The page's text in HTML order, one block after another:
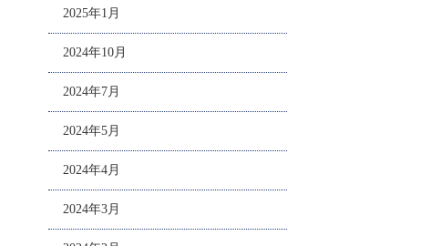
2025年1月
2024年10月
2024年7月
2024年5月
2024年4月
2024年3月